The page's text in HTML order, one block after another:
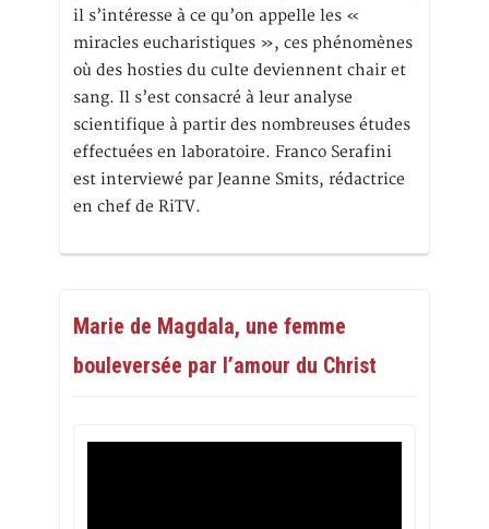
il s’intéresse à ce qu’on appelle les «
miracles eucharistiques », ces phénomènes
où des hosties du culte deviennent chair et
sang. Il s’est consacré à leur analyse
scientifique à partir des nombreuses études
effectuées en laboratoire. Franco Serafini
est interviewé par Jeanne Smits, rédactrice
en chef de RiTV.
Marie de Magdala, une femme
bouleversée par l’amour du Christ